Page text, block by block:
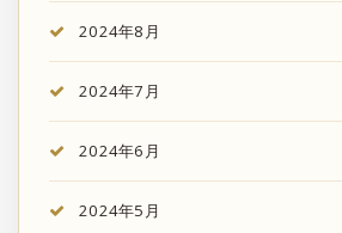
2024年8月
2024年7月
2024年6月
2024年5月